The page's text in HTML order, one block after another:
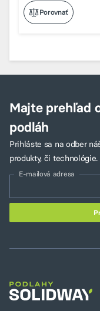
Porovnať
Majte prehľad
podláh
Prihláste sa na odber
produkty, či technológie.
E-mailová adresa